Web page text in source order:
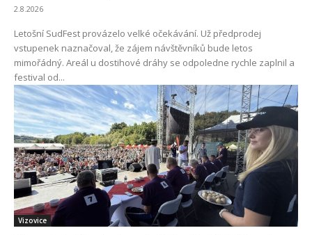
2.8.2026
Letošní SudFest provázelo velké očekávání. Už předprodej
vstupenek naznačoval, že zájem návštěvníků bude letos
mimořádný. Areál u dostihové dráhy se odpoledne rychle zaplnil a
festival od...
Vizovice